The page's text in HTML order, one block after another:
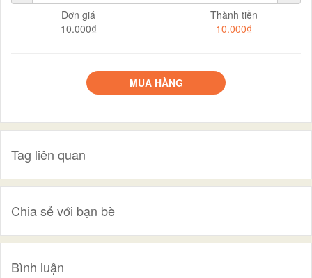
Đơn giá
10.000₫
Thành tiền
10.000₫
MUA HÀNG
Tag liên quan
Chia sẻ với bạn bè
Bình luận